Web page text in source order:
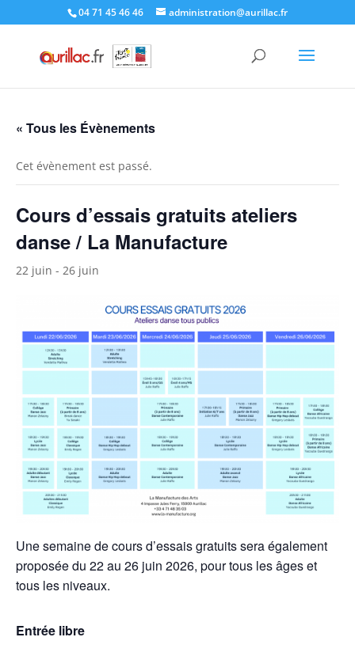
04 71 45 46 46 administration@aurillac.fr
« Tous les Évènements
Cet évènement est passé.
Cours d’essais gratuits ateliers
danse / La Manufacture
22 juin - 26 juin
Une semaine de cours d’essais gratuits sera également
proposée du 22 au 26 juin 2026, pour tous les âges et
tous les niveaux.
Entrée libre